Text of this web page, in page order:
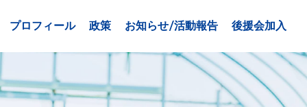
プロフィール 政策 お知らせ/活動報告 後援会加入